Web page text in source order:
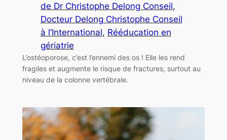
de Dr Christophe Delong Conseil
Docteur Delong Christophe Conseil
à l’International, Rééducation en
gériatrie
L’ostéoporose, c’est l’ennemi des os ! Elle les rend
fragiles et augmente le risque de fractures, surtout au
niveau de la colonne vertébrale.